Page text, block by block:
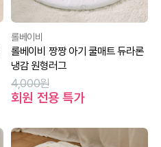
롤베이비
롤베이비 짱짱 아기 쿨매트 듀라론
냉감 원형러그
4,000원
회원 전용 특가